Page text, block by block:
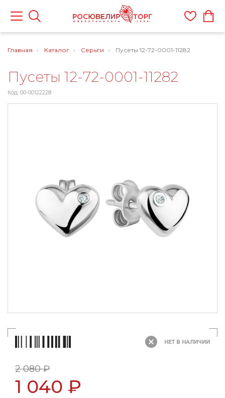
Главная Каталог Серьги Пусеты 12-72-0001-11282
Пусеты 12-72-0001-11282
Код: 00-00122228
НЕТ В НАЛИЧИИ
2 080 ₽
1 040 ₽